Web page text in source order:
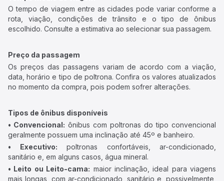
O tempo de viagem entre as cidades pode variar conforme a
rota, viação, condições de trânsito e o tipo de ônibus
escolhido. Consulte a estimativa ao selecionar sua passagem.
Preço da passagem
Os preços das passagens variam de acordo com a viação,
data, horário e tipo de poltrona. Confira os valores atualizados
no momento da compra, pois podem sofrer alterações.
Tipos de ônibus disponíveis
• Convencional: ônibus com poltronas do tipo convencional
geralmente possuem uma inclinação até 45º e banheiro.
• Executivo: poltronas confortáveis, ar-condicionado,
sanitário e, em alguns casos, água mineral.
• Leito ou Leito-cama: maior inclinação, ideal para viagens
mais longas, com ar-condicionado, sanitário e, possivelmente,